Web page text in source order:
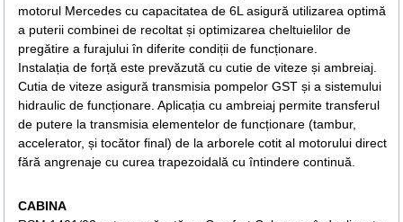
motorul Mercedes cu capacitatea de 6L asigură utilizarea optimă
a puterii combinei de recoltat și optimizarea cheltuielilor de
pregătire a furajului în diferite condiții de funcționare.
Instalația de forță este prevăzută cu cutie de viteze și ambreiaj.
Cutia de viteze asigură transmisia pompelor GST și a sistemului
hidraulic de funcționare. Aplicația cu ambreiaj permite transferul
de putere la transmisia elementelor de funcționare (tambur,
accelerator, și tocător final) de la arborele cotit al motorului direct
fără angrenaje cu curea trapezoidală cu întindere continuă.
CABINA